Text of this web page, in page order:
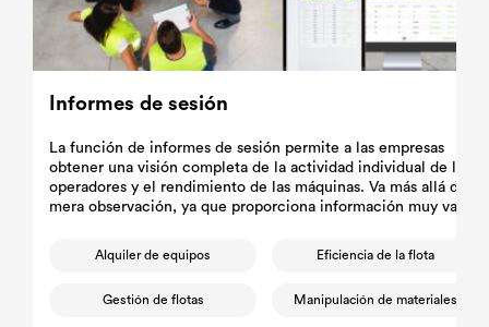
Informes de sesión
La función de informes de sesión permite a las empresas
obtener una visión completa de la actividad individual de los
operadores y el rendimiento de las máquinas. Va más allá de la
mera observación, ya que proporciona información muy valiosa
Alquiler de equipos Eficiencia de la flota
Gestión de flotas Manipulación de materiales